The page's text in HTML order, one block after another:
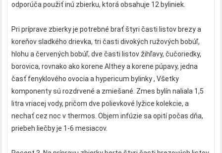
odporúča použiť inú zbierku, ktorá obsahuje 12 byliniek.
Pri príprave zbierky je potrebné brať štyri časti listov brezy a
koreňov sladkého drievka, tri časti divokých ružových bobúľ,
hlohu a červených bobúľ, dve časti listov žihľavy, čučoriedky,
borovica, rovnako ako korene Althey a korene púpavy, jedna
časť fenyklového ovocia a hypericum bylinky , Všetky
komponenty sú rozdrvené a zmiešané. Zmes bylín naliala 1,5
litra vriacej vody, pričom dve polievkové lyžice kolekcie, a
nechať cez noc v thermos. Objem infúzie sa opití počas dňa,
priebeh liečby je 1-6 mesiacov.